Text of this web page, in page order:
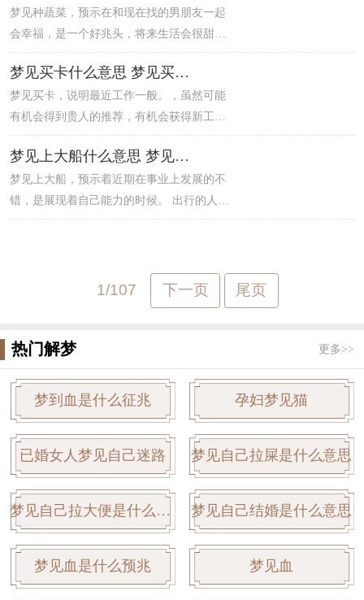
住机会。
梦见种蔬菜，预示在和现在找的男朋友一起
会幸福，是一个好兆头，将来生活会很甜
蜜。 热恋中的人梦见种蔬菜，说明女方比男
方小，年龄差距大，结婚困难。 出行的人梦
见种蔬菜，建议如期出门，可以在途中结交
不错的朋友。
梦见买卡什么意思 梦见买卡什么预兆
梦见买卡，说明最近工作一般。，虽然可能
有机会得到贵人的推荐，有机会获得新工
作，但是自己的不自信会影响梦者的整体表
现，建议梦者调整心态。 怀孕的人梦见买
卡，预示着秋天男孩的诞生，避免接触地
面。 做生意的人梦见买卡，就是先亏后盈，
利润是之前的三倍，有不错的收获。
梦见上大船什么意思 梦见上大船什么预兆
梦见上大船，预示着近期在事业上发展的不
错，是展现着自己能力的时候。 出行的人梦
见上大船，暗示可以顺利出门，做好防火措
1/107 下一页 尾页
热门解梦 更多>>
梦到血是什么征兆 孕妇梦见猫
已婚女人梦见自己迷路 梦见自己拉屎是什么意思
梦见自己拉大便是什么意思 梦见自己结婚是什么意思
梦见血是什么预兆 梦见血